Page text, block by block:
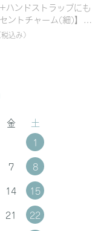
+ハンドストラップにも
ントチャーム(細)】選
ム！名入れ対応 カラ
税込み）
金
土
1
7
8
14
15
21
22